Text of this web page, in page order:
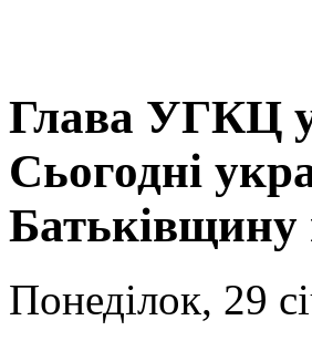
Глава УГКЦ у
Сьогодні
Батьківщину
Понеділок, 29